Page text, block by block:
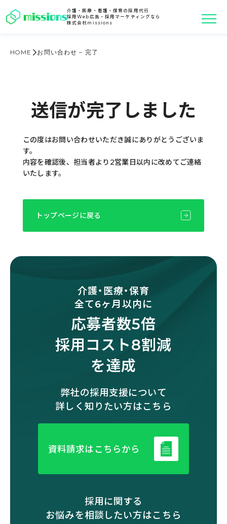
介護・医療・看護・保育の採用代行
採用Web広告・採用マーケティングなら
株式会社missions
HOME お問い合わせ – 完了
送信が完了しました
この度はお問い合わせいただき誠にありがとうございま
す。
内容を確認後、担当者より2営業日以内に改めてご連絡
いたします。
トップページに戻る
介護・医療・保育
全て6ヶ月以内に
応募者数5倍
採用コスト8割減
を達成
弊社の採用支援について
詳しく知りたい方はこちら
資料請求はこちらから
採用に関する
お悩みを相談したい方はこちら